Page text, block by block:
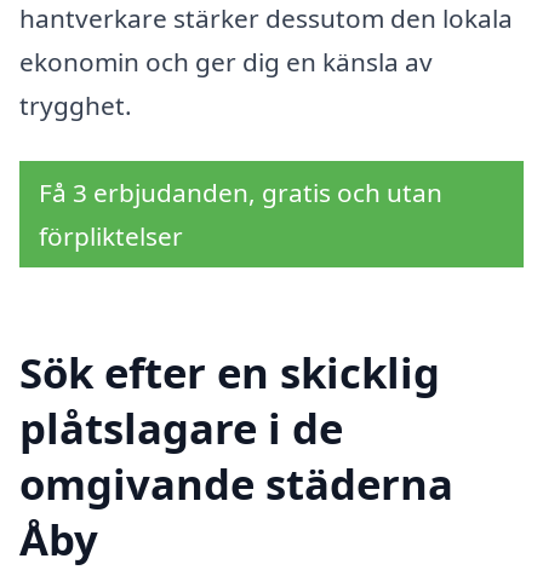
hantverkare stärker dessutom den lokala
ekonomin och ger dig en känsla av
trygghet.
Få 3 erbjudanden, gratis och utan
förpliktelser
Sök efter en skicklig
plåtslagare i de
omgivande städerna
Åby